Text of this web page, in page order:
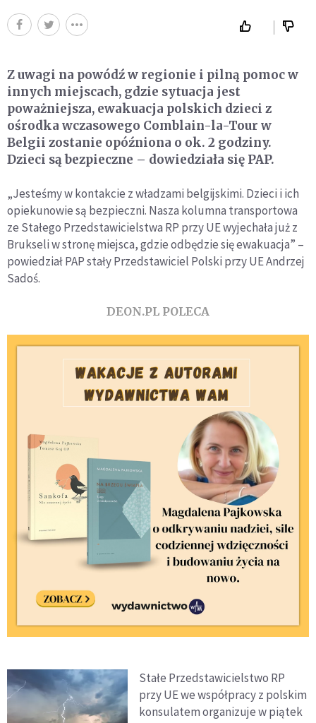
Z uwagi na powódź w regionie i pilną pomoc w
innych miejscach, gdzie sytuacja jest
poważniejsza, ewakuacja polskich dzieci z
ośrodka wczasowego Comblain-la-Tour w
Belgii zostanie opóźniona o ok. 2 godziny.
Dzieci są bezpieczne – dowiedziała się PAP.
„Jesteśmy w kontakcie z władzami belgijskimi. Dzieci i ich
opiekunowie są bezpieczni. Nasza kolumna transportowa
ze Stałego Przedstawicielstwa RP przy UE wyjechała już z
Brukseli w stronę miejsca, gdzie odbędzie się ewakuacja” –
powiedział PAP stały Przedstawiciel Polski przy UE Andrzej
Sadoś.
DEON.PL POLECA
Stałe Przedstawicielstwo RP
przy UE we współpracy z polskim
konsulatem organizuje w piątek